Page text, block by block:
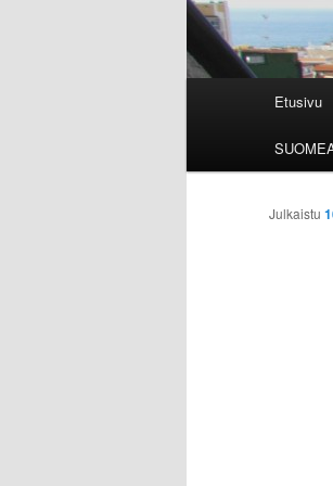
Etusivu
Julkaistu